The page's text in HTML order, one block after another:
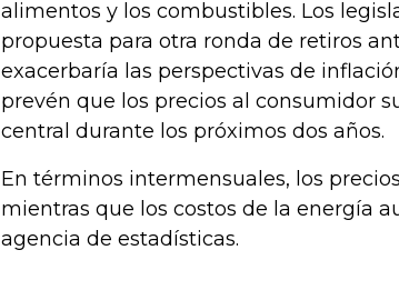
alimentos y los combustibles. Los
propuesta para otra ronda de retiros
exacerbaría las perspectivas de
prevén que los precios al consumidor
central durante los próximos dos años.
En términos intermensuales, los
mientras que los costos de la energía
agencia de estadísticas.